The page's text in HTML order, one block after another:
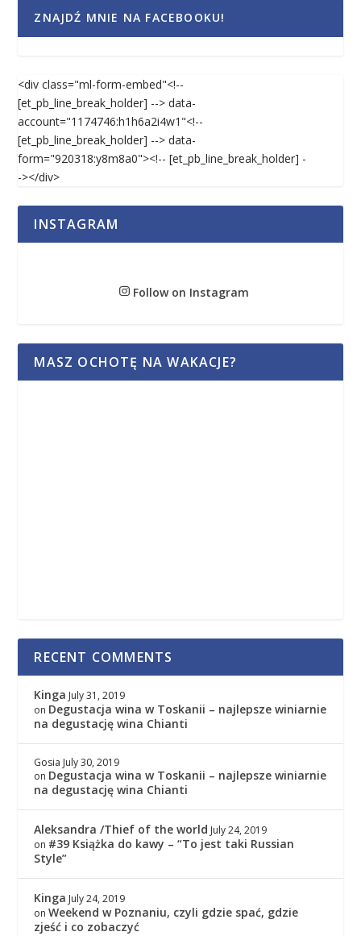
ZNAJDŹ MNIE NA FACEBOOKU!
<div class="ml-form-embed"<!--
[et_pb_line_break_holder] --> data-
account="1174746:h1h6a2i4w1"<!--
[et_pb_line_break_holder] --> data-
form="920318:y8m8a0"><!-- [et_pb_line_break_holder] -
-></div>
INSTAGRAM
Follow on Instagram
MASZ OCHOTĘ NA WAKACJE?
RECENT COMMENTS
Kinga July 31, 2019
on Degustacja wina w Toskanii – najlepsze winiarnie
na degustację wina Chianti
Gosia July 30, 2019
on Degustacja wina w Toskanii – najlepsze winiarnie
na degustację wina Chianti
Aleksandra /Thief of the world July 24, 2019
on #39 Książka do kawy – “To jest taki Russian
Style”
Kinga July 24, 2019
onWeekend w Poznaniu, czyli gdzie spać, gdzie
zjeść i co zobaczyć